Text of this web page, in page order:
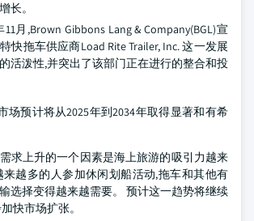
长。
月,Brown Gibbons Lang & Company(BGL)宣
快拖车供应商Load Rite Trailer, Inc. 这一发展
活泼性,并突出了该部门正在进行的整合和投
场预计将从2025年到2034年取得显著和有希
求上升的一个因素是海上旅游的吸引力越来
来越多的人参加休闲划船活动,拖车和其他有
选择变得越来越需要。 预计这一趋势将继续
快市场扩张。